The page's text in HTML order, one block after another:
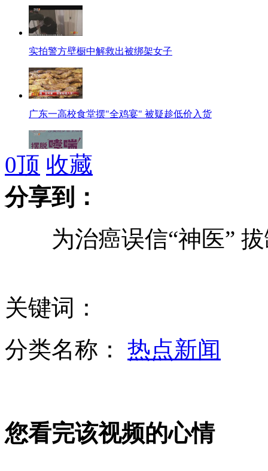
实拍警方壁橱中解救出被绑架女子
广东一高校食堂摆"全鸡宴" 被疑趁低价入货
广东儿童哮喘15年增一倍 六七成由空调螨虫诱发
两男子“分工”盗车全过程
土耳其逮捕9名土叙边境爆炸案嫌疑人
自民党高层妄称停止参拜靖国神社日本就完了
小偷邮筒弃赃 广州700邮筒月入400证件
0顶 收藏
分享到：
为治癌误信“神医” 拔
关键词：
分类名称： 热点新闻
您看完该视频的心情